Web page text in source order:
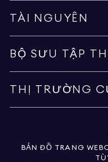
TÀI NGUYÊN
BỘ SƯU TẬP
THỊ TRƯỜNG
BẢN ĐỒ TRANG WEB